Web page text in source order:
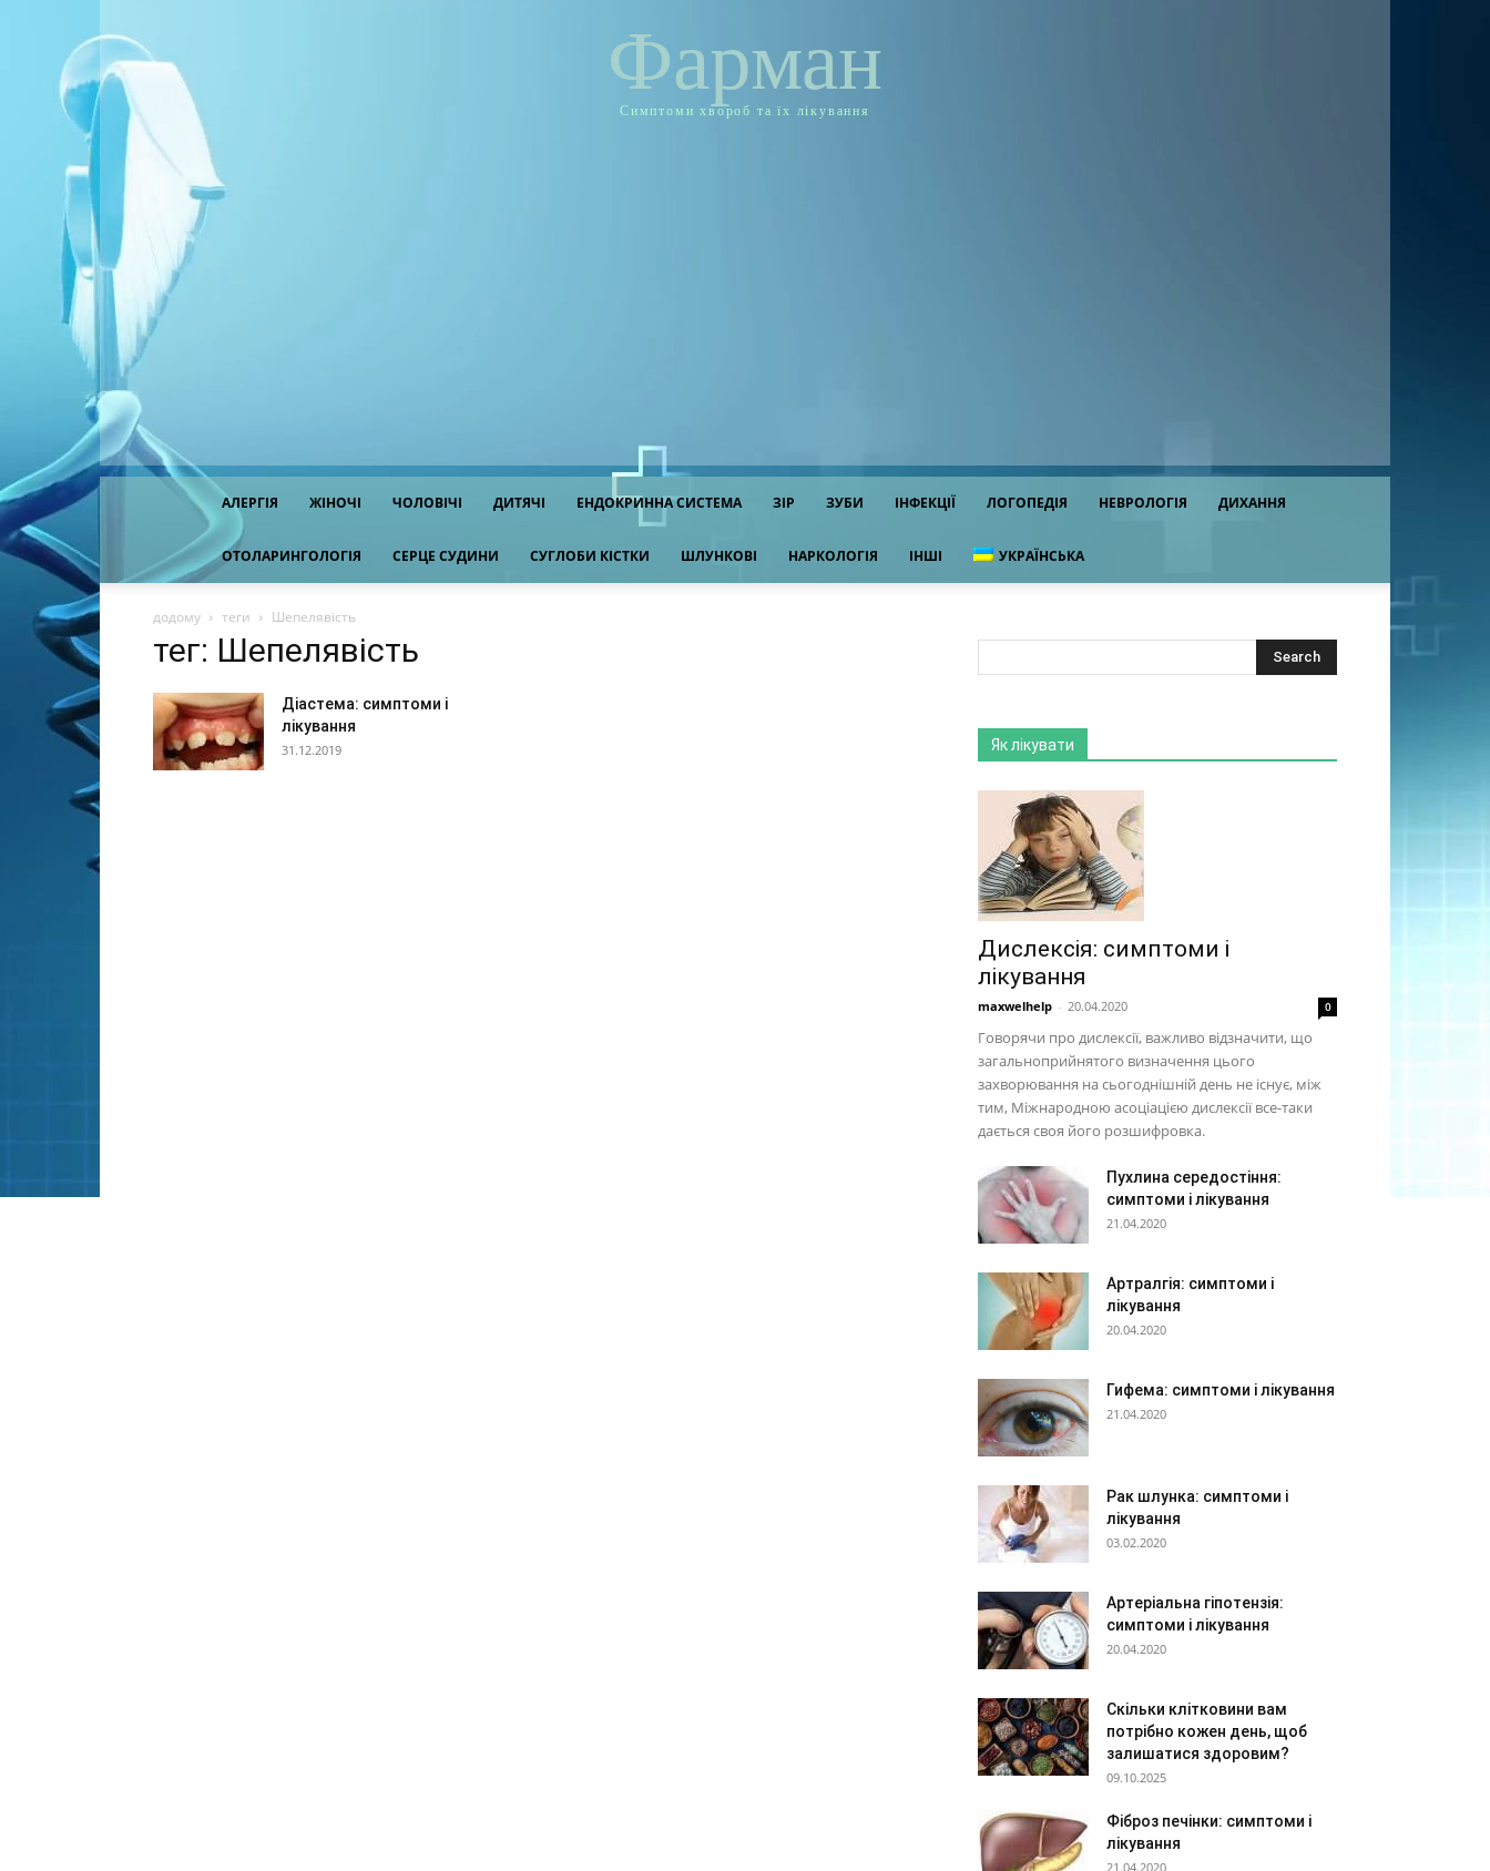
Фарман
Симптоми хвороб та їх лікування
АЛЕРГІЯ ЖІНОЧІ ЧОЛОВІЧІ ДИТЯЧІ ЕНДОКРИННА СИСТЕМА ЗІР ЗУБИ ІНФЕКЦІЇ ЛОГОПЕДІЯ НЕВРОЛОГІЯ ДИХАННЯ
ОТОЛАРИНГОЛОГІЯ СЕРЦЕ СУДИНИ СУГЛОБИ КІСТКИ ШЛУНКОВІ НАРКОЛОГІЯ ІНШІ УКРАЇНСЬКА
додому теги Шепелявість
тег: Шепелявість
Діастема: симптоми і
лікування
31.12.2019 Як лікувати
Дислексія: симптоми і
лікування
maxwelhelp - 20.04.2020 0
Говорячи про дислексії, важливо відзначити, що
загальноприйнятого визначення цього
захворювання на сьогоднішній день не існує, між
тим, Міжнародною асоціацією дислексії все-таки
дається своя його розшифровка.
Пухлина середостіння:
симптоми і лікування
21.04.2020
Артралгія: симптоми і
лікування
20.04.2020
Гифема: симптоми і лікування
21.04.2020
Рак шлунка: симптоми і
лікування
03.02.2020
Артеріальна гіпотензія:
симптоми і лікування
20.04.2020
Скільки клітковини вам
потрібно кожен день, щоб
залишатися здоровим?
09.10.2025
Фіброз печінки: симптоми і
лікування
21.04.2020